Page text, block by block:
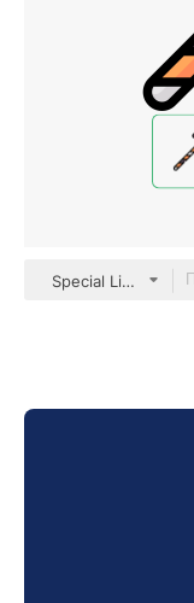
Special Lineal color